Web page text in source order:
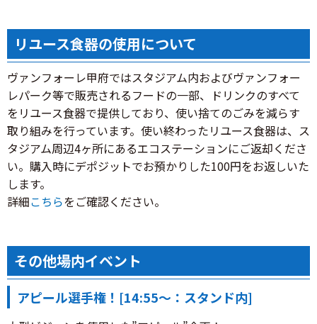
リユース食器の使用について
ヴァンフォーレ甲府ではスタジアム内およびヴァンフォー
レパーク等で販売されるフードの一部、ドリンクのすべて
をリユース食器で提供しており、使い捨てのごみを減らす
取り組みを行っています。使い終わったリユース食器は、ス
タジアム周辺4ヶ所にあるエコステーションにご返却くださ
い。購入時にデポジットでお預かりした100円をお返しいた
します。
詳細こちらをご確認ください。
その他場内イベント
アピール選手権！[14:55～：スタンド内]